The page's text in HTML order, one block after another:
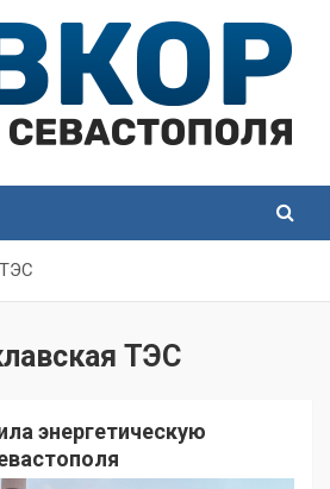
ТЭС
энергетическую